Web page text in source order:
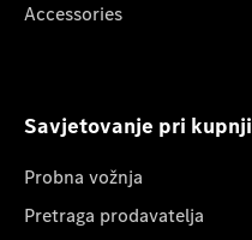
Accessories
Savjetovanje pri kupnji
Probna vožnja
Pretraga prodavatelja